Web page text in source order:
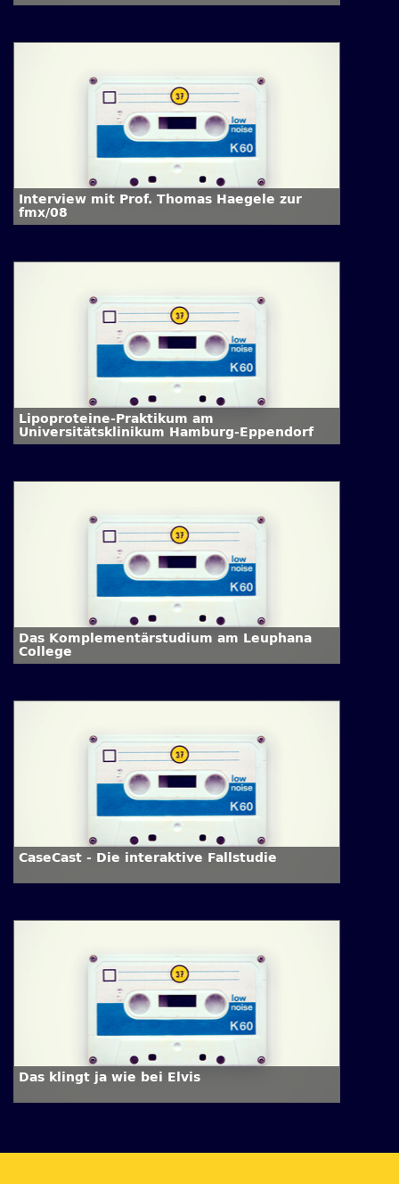
Interview mit Prof. Thomas Haegele zur
fmx/08
Lipoproteine-Praktikum am
Universitätsklinikum Hamburg-Eppendorf
Das Komplementärstudium am Leuphana
College
CaseCast - Die interaktive Fallstudie
Das klingt ja wie bei Elvis